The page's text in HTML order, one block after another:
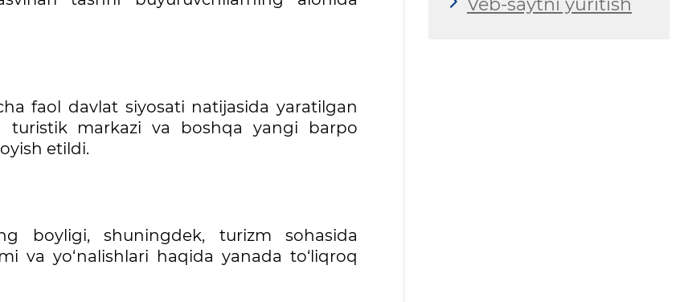
faol davlat siyosati natijasida yaratilgan
turistik markazi va boshqa yangi barpo
etildi.
boyligi, shuningdek, turizm sohasida
va yo‘nalishlari haqida yanada to‘liqroq
Veb-saytni yuritish